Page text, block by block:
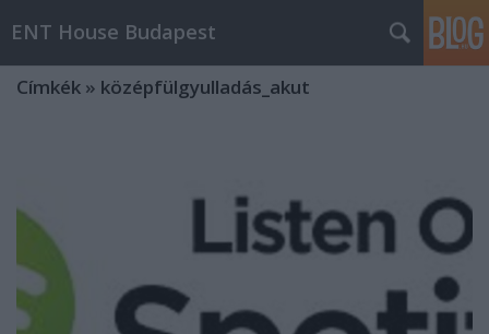
ENT House Budapest
Címkék » középfülgyulladás_akut